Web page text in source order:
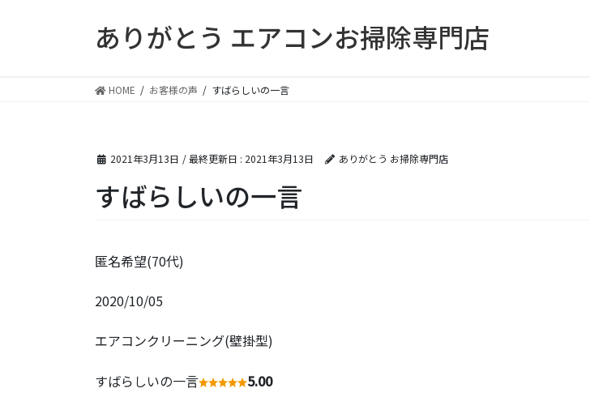
ありがとう エアコンお掃除専門店
HOME お客様の声 すばらしいの一言
2021年3月13日 / 最終更新日 : 2021年3月13日 ありがとう お掃除専門店
すばらしいの一言
匿名希望(70代)
2020/10/05
エアコンクリーニング(壁掛型)
すばらしいの一言 5.00